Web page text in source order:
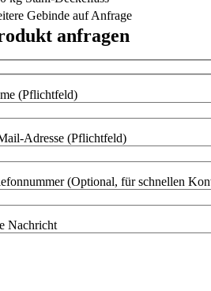
Gebinde auf Anfrage
anfragen
(Pflichtfeld)
Adresse (Pflichtfeld)
(Optional, für schnellen
Nachricht